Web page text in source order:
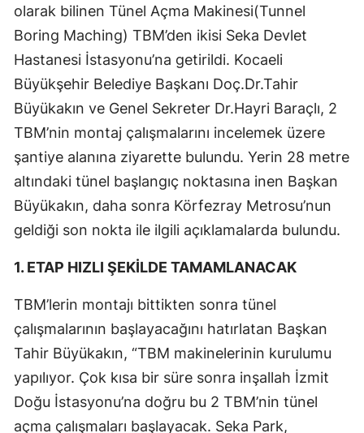
olarak bilinen Tünel Açma Makinesi(Tunnel
Boring Maching) TBM’den ikisi Seka Devlet
Hastanesi İstasyonu’na getirildi. Kocaeli
Büyükşehir Belediye Başkanı Doç.Dr.Tahir
Büyükakın ve Genel Sekreter Dr.Hayri Baraçlı, 2
TBM’nin montaj çalışmalarını incelemek üzere
şantiye alanına ziyarette bulundu. Yerin 28 metre
altındaki tünel başlangıç noktasına inen Başkan
Büyükakın, daha sonra Körfezray Metrosu’nun
geldiği son nokta ile ilgili açıklamalarda bulundu.
1. ETAP HIZLI ŞEKİLDE TAMAMLANACAK
TBM’lerin montajı bittikten sonra tünel
çalışmalarının başlayacağını hatırlatan Başkan
Tahir Büyükakın, “TBM makinelerinin kurulumu
yapılıyor. Çok kısa bir süre sonra inşallah İzmit
Doğu İstasyonu’na doğru bu 2 TBM’nin tünel
açma çalışmaları başlayacak. Seka Park,